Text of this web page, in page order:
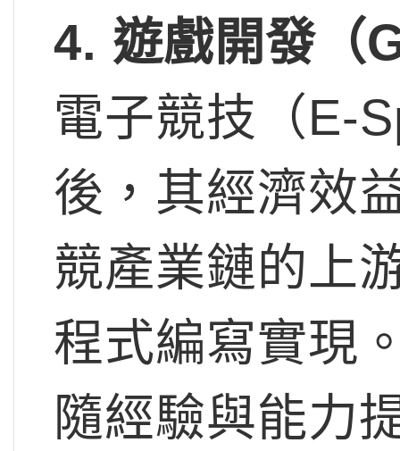
4. 遊戲開發（
電子競技（E-
後，其經濟效
競產業鏈的上
程式編寫實現
隨經驗與能力